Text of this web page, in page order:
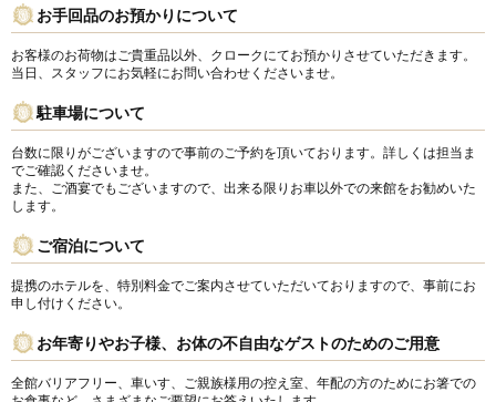
お手伝い
資料請求
お手回品のお預かりについて
お客様のお荷物はご貴重品以外、クロークにてお預かりさせていただきます。
当日、スタッフにお気軽にお問い合わせくださいませ。
駐車場について
台数に限りがございますので事前のご予約を頂いております。詳しくは担当ま
でご確認くださいませ。
また、ご酒宴でもございますので、出来る限りお車以外での来館をお勧めいた
します。
ご宿泊について
提携のホテルを、特別料金でご案内させていただいておりますので、事前にお
申し付けください。
お年寄りやお子様、お体の不自由なゲストのためのご用意
全館バリアフリー、車いす、ご親族様用の控え室、年配の方のためにお箸での